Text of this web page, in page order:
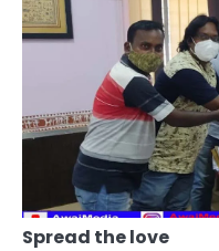
Spread the love